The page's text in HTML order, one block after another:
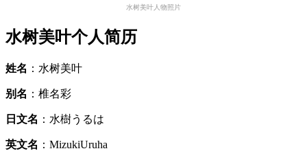
水树美叶人物照片
水树美叶个人简历
姓名 ：水树美叶
别名 ：椎名彩
日文名 ：水樹うるは
英文名 ：MizukiUruha